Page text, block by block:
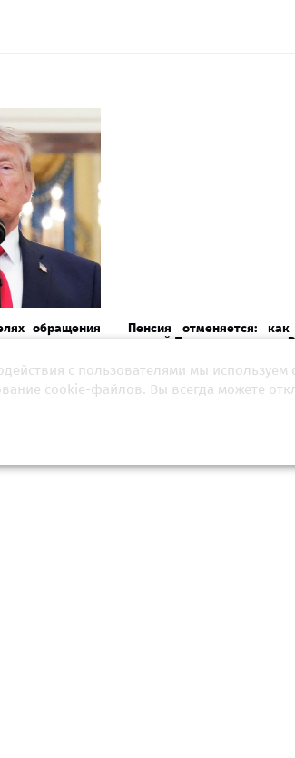
обращения
Пенсия отменяется:
летний Трамп перекроил
с пользователями мы
cookie-файлов. Вы всегда можете